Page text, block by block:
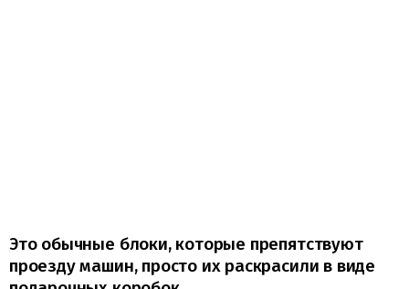
Это обычные блоки, которые препятствуют
проезду машин, просто их раскрасили в виде